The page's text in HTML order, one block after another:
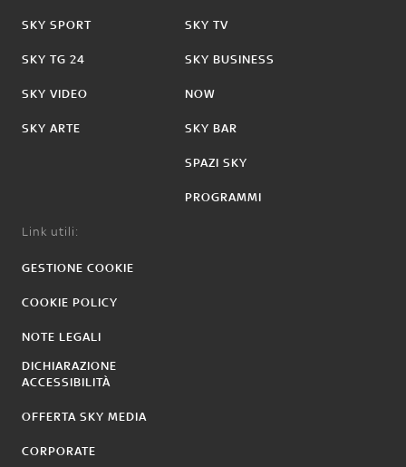
SKY SPORT
SKY TG 24
SKY VIDEO
SKY ARTE
SKY TV
SKY BUSINESS
NOW
SKY BAR
SPAZI SKY
PROGRAMMI
Link utili:
GESTIONE COOKIE
COOKIE POLICY
NOTE LEGALI
DICHIARAZIONE
ACCESSIBILITÀ
OFFERTA SKY MEDIA
CORPORATE